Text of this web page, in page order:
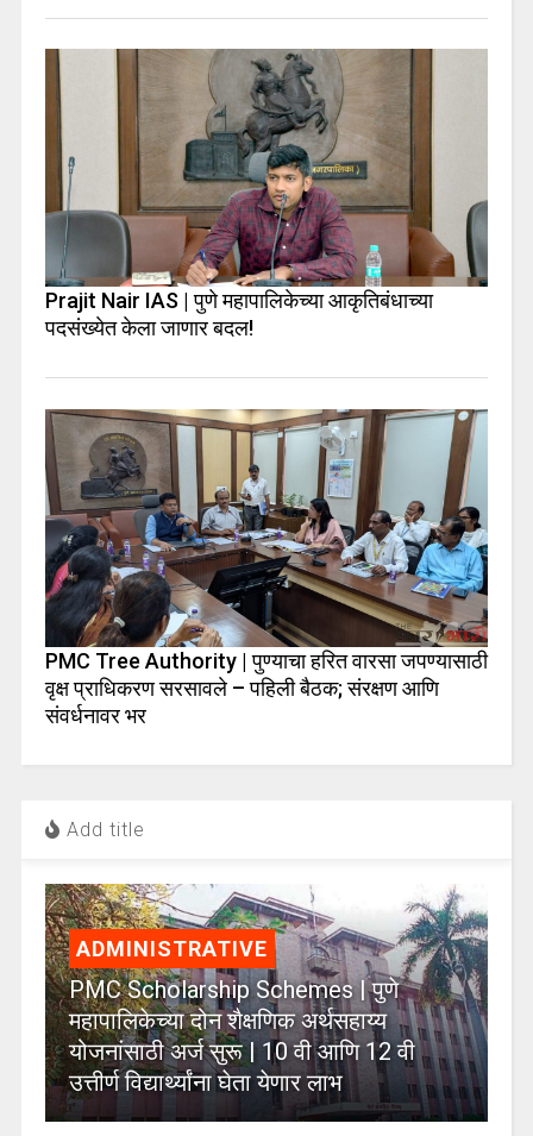
Prajit Nair IAS | पुणे महापालिकेच्या आकृतिबंधाच्या
पदसंख्येत केला जाणार बदल!
PMC Tree Authority | पुण्याचा हरित वारसा जपण्यासाठी
वृक्ष प्राधिकरण सरसावले – पहिली बैठक; संरक्षण आणि
संवर्धनावर भर
Add title
ADMINISTRATIVE
PMC Scholarship Schemes | पुणे
महापालिकेच्या दोन शैक्षणिक अर्थसहाय्य
योजनांसाठी अर्ज सुरू | 10 वी आणि 12 वी
उत्तीर्ण विद्यार्थ्यांना घेता येणार लाभ